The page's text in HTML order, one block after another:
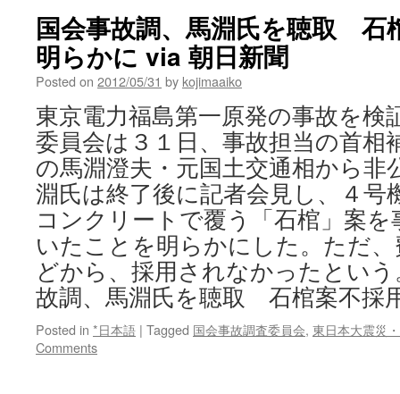
国会事故調、馬淵氏を聴取 石
明らかに via 朝日新聞
Posted on 2012/05/31 by kojimaaiko
東京電力福島第一原発の事故を検
委員会は３１日、事故担当の首相
の馬淵澄夫・元国土交通相から非
淵氏は終了後に記者会見し、４号
コンクリートで覆う「石棺」案
いたことを明らかにした。ただ
どから、採用されなかったとい
故調、馬淵氏を聴取 石棺案不採
Posted in *日本語 | Tagged 国会事故調査委員会, 東日本大震災
Comments